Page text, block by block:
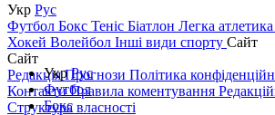
Укр Рус
Футбол Бокс Теніс Біатлон Легка атлетика
Хокей Волейбол Інші види спорту Сайт
Сайт
РедакціяПрогнози Політика
КонтактиПравила коментування
Структура власності
УкрРус
Футбол
Бокс